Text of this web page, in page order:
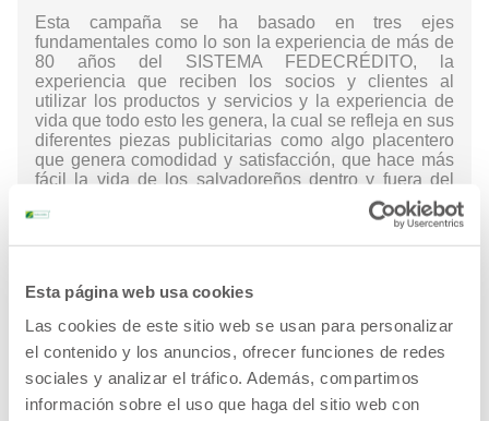
Esta página web usa cookies
Las cookies de este sitio web se usan para personalizar
el contenido y los anuncios, ofrecer funciones de redes
sociales y analizar el tráfico. Además, compartimos
información sobre el uso que haga del sitio web con
Esta campaña se ha basado en tres ejes
fundamentales como lo son la experiencia de más de
80 años del SISTEMA FEDECRÉDITO, la
experiencia que reciben los socios y clientes al
utilizar los productos y servicios y la experiencia de
vida que todo esto les genera, la cual se refleja en sus
diferentes piezas publicitarias como algo placentero
que genera comodidad y satisfacción, que hace más
fácil la vida de los salvadoreños dentro y fuera del
país. Se trata de una vivencia que abre todo un
mundo multicanal que permite el acceso y las
percibir la cercanía que tiene el SISTEMA
FEDECRÉDITO con sus socios y clientes a través de
la amplia gama de productos y servicios financieros
tales como: cuentas de ahorro, créditos, seguros,
pago de remesas familiares, tarjetas de débito y